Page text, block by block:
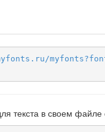
. ru /myfonts?
текста в своем файле